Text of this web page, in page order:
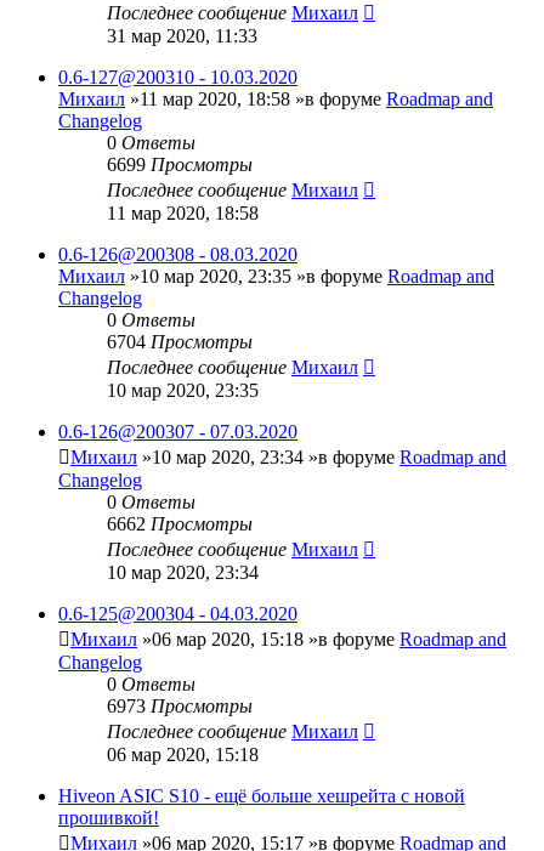
Последнее сообщение Михаил
31 мар 2020, 11:33
0.6-127@200310 - 10.03.2020
Михаил »11 мар 2020, 18:58 »в форуме Roadmap and
Changelog
0 Ответы
6699 Просмотры
Последнее сообщение Михаил
11 мар 2020, 18:58
0.6-126@200308 - 08.03.2020
Михаил »10 мар 2020, 23:35 »в форуме Roadmap and
Changelog
0 Ответы
6704 Просмотры
Последнее сообщение Михаил
10 мар 2020, 23:35
0.6-126@200307 - 07.03.2020
Михаил »10 мар 2020, 23:34 »в форуме Roadmap and
Changelog
0 Ответы
6662 Просмотры
Последнее сообщение Михаил
10 мар 2020, 23:34
0.6-125@200304 - 04.03.2020
Михаил »06 мар 2020, 15:18 »в форуме Roadmap and
Changelog
0 Ответы
6973 Просмотры
Последнее сообщение Михаил
06 мар 2020, 15:18
Hiveon ASIC S10 - ещё больше хешрейта с новой
прошивкой!
Михаил »06 мар 2020, 15:17 »в форуме Roadmap and